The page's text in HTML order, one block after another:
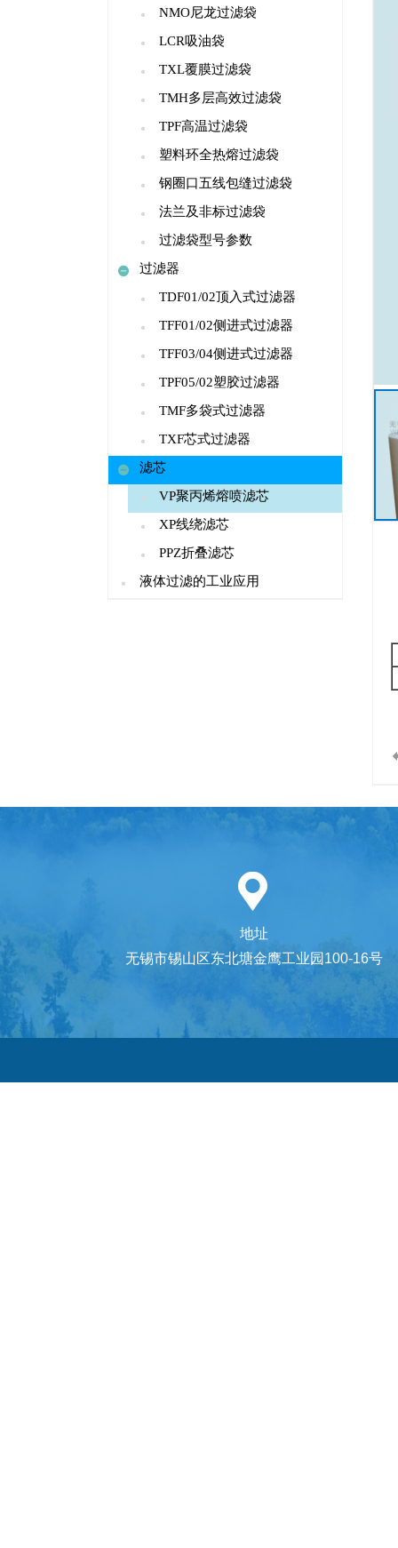
NMO尼龙过滤袋
LCR吸油袋
TXL覆膜过滤袋
TMH多层高效过滤袋
TPF高温过滤袋
塑料环全热熔过滤袋
钢圈口五线包缝过滤袋
法兰及非标过滤袋
过滤袋型号参数
过滤器
TDF01/02顶入式过滤器
TFF01/02侧进式过滤器
TFF03/04侧进式过滤器
TPF05/02塑胶过滤器
TMF多袋式过滤器
TXF芯式过滤器
滤芯
VP聚丙烯熔喷滤芯
XP线绕滤芯
PPZ折叠滤芯
液体过滤的工业应用
地址
无锡市锡山区东北塘金鹰工业园100-16号